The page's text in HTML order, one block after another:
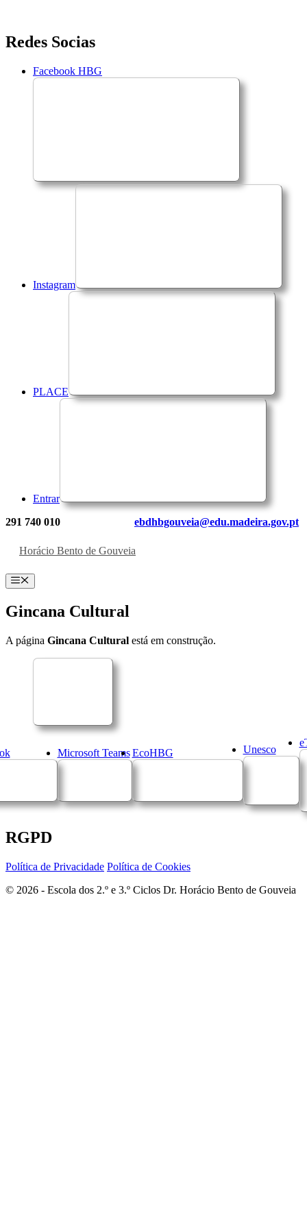
Saltar
para
conteúdo
Redes Socias
Facebook HBG
Instagram
PLACE
Entrar
291 740 010 ebdhbgouveia@edu.madeira.gov.pt
Horácio Bento de Gouveia
Menu
Gincana Cultural
A página Gincana Cultural está em construção.
Microsoft Teams EcoHBG Unesco
RGPD
Política de Privacidade Política de Cookies
© 2026 - Escola dos 2.º e 3.º Ciclos Dr. Horácio Bento de Gouveia